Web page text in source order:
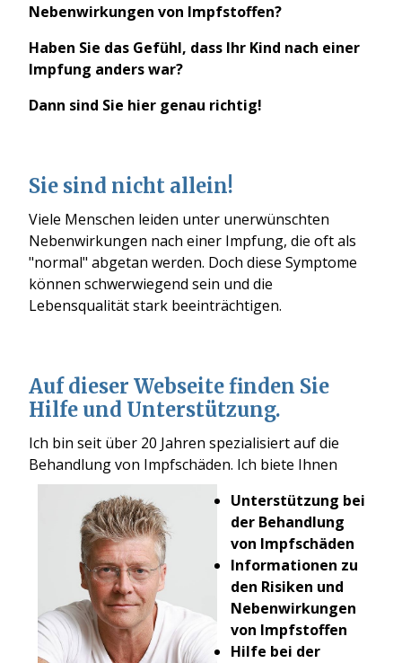
Nebenwirkungen von Impfstoffen?
Haben Sie das Gefühl, dass Ihr Kind nach einer
Impfung anders war?
Dann sind Sie hier genau richtig!
Sie sind nicht allein!
Viele Menschen leiden unter unerwünschten
Nebenwirkungen nach einer Impfung, die oft als
"normal" abgetan werden. Doch diese Symptome
können schwerwiegend sein und die
Lebensqualität stark beeinträchtigen.
Auf dieser Webseite finden Sie
Hilfe und Unterstützung.
Ich bin seit über 20 Jahren spezialisiert auf die
Behandlung von Impfschäden. Ich biete Ihnen
Unterstützung bei
der Behandlung
von Impfschäden
Informationen zu
den Risiken und
Nebenwirkungen
von Impfstoffen
Hilfe bei der